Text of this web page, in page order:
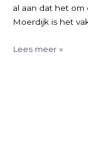
al aan dat het
Moerdijk is het
Honderd
Lees meer »